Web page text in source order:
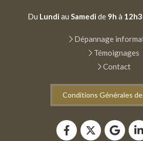
Du Lundi au Samedi de 9h à
Dépannage
Témoignages
Contact
Conditions Générales